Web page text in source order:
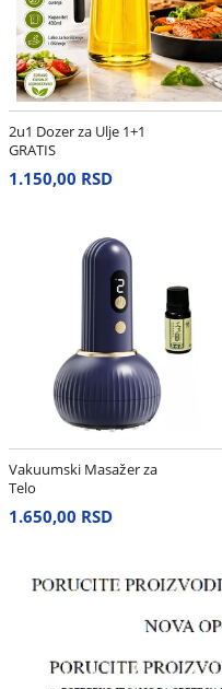
2u1 Dozer za Ulje 1+1
GRATIS
1.150,00 RSD
Vakuumski Masažer za
Telo
1.650,00 RSD